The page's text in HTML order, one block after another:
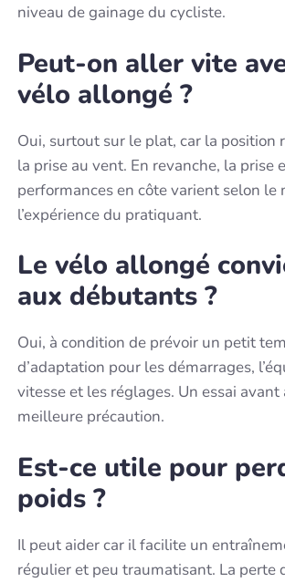
niveau de gainage du cycliste.
Peut-on aller vite
vélo allongé ?
Oui, surtout sur le plat, car la position
la prise au vent. En revanche, la prise
performances en côte varient selon le
l’expérience du pratiquant.
Le vélo allongé
aux débutants ?
Oui, à condition de prévoir un petit
d’adaptation pour les démarrages,
vitesse et les réglages. Un essai avant
meilleure précaution.
Est-ce utile pour
poids ?
Il peut aider car il facilite un
régulier et peu traumatisant. La perte